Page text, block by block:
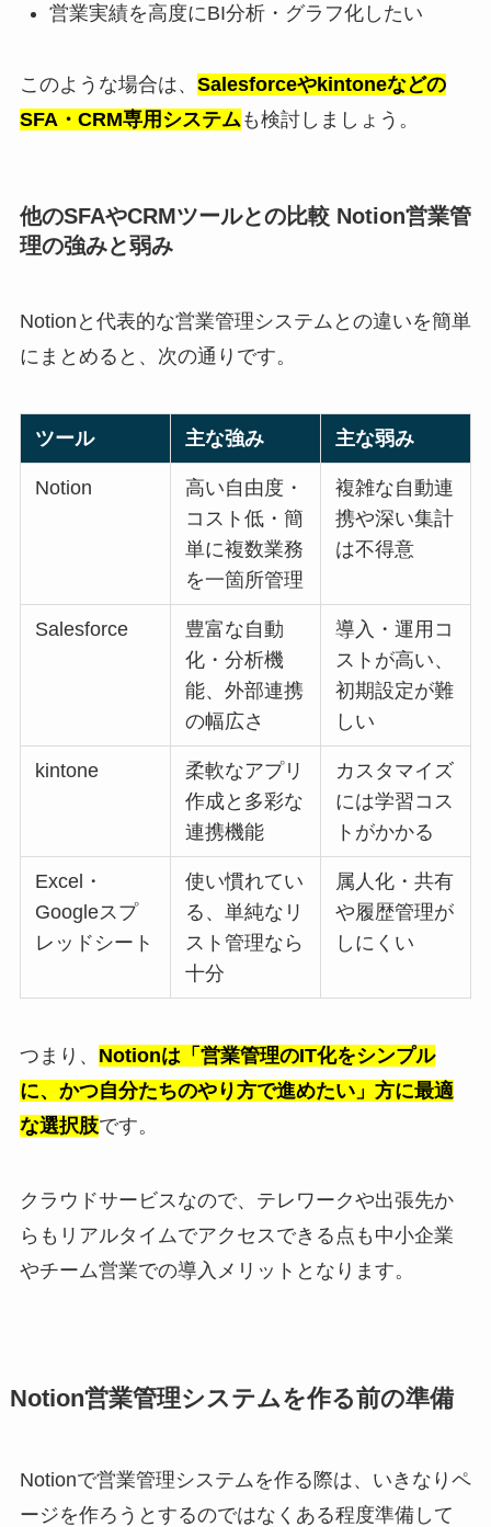
営業実績を高度にBI分析・グラフ化したい
このような場合は、 Salesforceやkintoneなどの
SFA・CRM専用システム も検討しましょう。
他のSFAやCRMツールとの比較 Notion営業管
理の強みと弱み
Notionと代表的な営業管理システムとの違いを簡単
にまとめると、次の通りです。
ツール 主な強み 主な弱み
Notion
高い自由度・
コスト低・簡
単に複数業務
を一箇所管理
複雑な自動連
携や深い集計
は不得意
Salesforce
豊富な自動
化・分析機
能、外部連携
の幅広さ
導入・運用コ
ストが高い、
初期設定が難
しい
kintone
柔軟なアプリ
作成と多彩な
連携機能
カスタマイズ
には学習コス
トがかかる
Excel・
Googleスプ
レッドシート
使い慣れてい
る、単純なリ
スト管理なら
十分
属人化・共有
や履歴管理が
しにくい
つまり、 Notionは「営業管理のIT化をシンプル
に、かつ自分たちのやり方で進めたい」方に最適
な選択肢です。
クラウドサービスなので、テレワークや出張先か
らもリアルタイムでアクセスできる点も中小企業
やチーム営業での導入メリットとなります。
Notion営業管理システムを作る前の準備
Notionで営業管理システムを作る際は、いきなりペ
ージを作ろうとするのではなくある程度準備して